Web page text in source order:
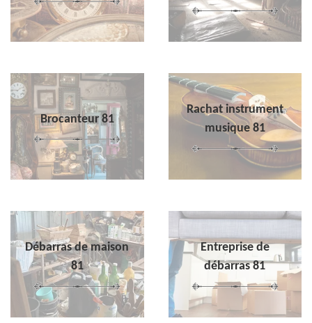
Brocanteur 81
Rachat instrument
musique 81
Débarras de maison
81
Entreprise de
débarras 81